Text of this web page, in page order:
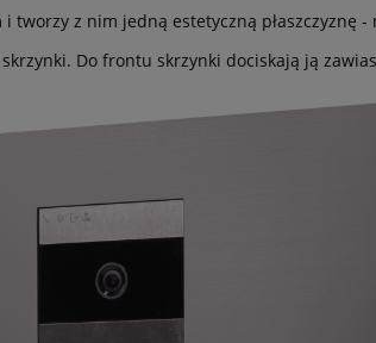
z nim jedną estetyczną płaszczyznę
Do frontu skrzynki dociskają ją